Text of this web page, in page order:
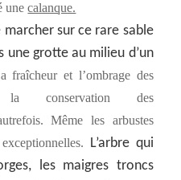
unecalanque.
marcher sur ce rare sable
une grotte au milieu d’un
fraîcheur et l’ombrage des
conservation des
Même les arbustes
L’arbre qui
les maigres troncs